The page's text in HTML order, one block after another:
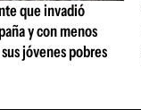
que invadió
y con menos
jóvenes pobres